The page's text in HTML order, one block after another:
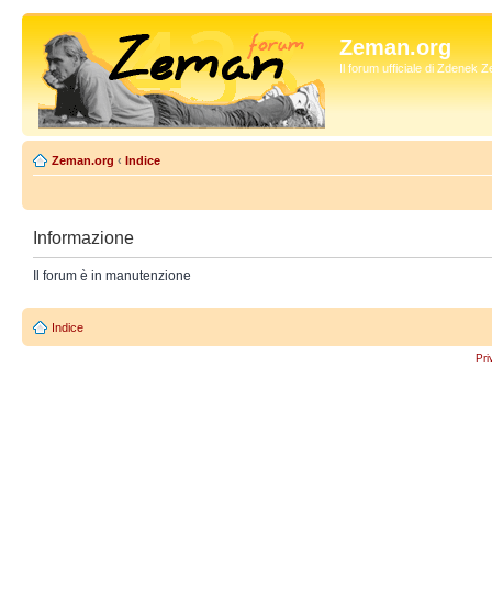
Zeman.org
Il forum ufficiale di Zdenek
Zeman.org ‹ Indice
Informazione
Il forum è in manutenzione
Indice